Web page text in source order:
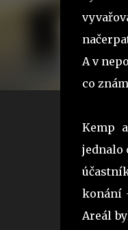
A v
co
Kemp
jednalo
konání
Areál